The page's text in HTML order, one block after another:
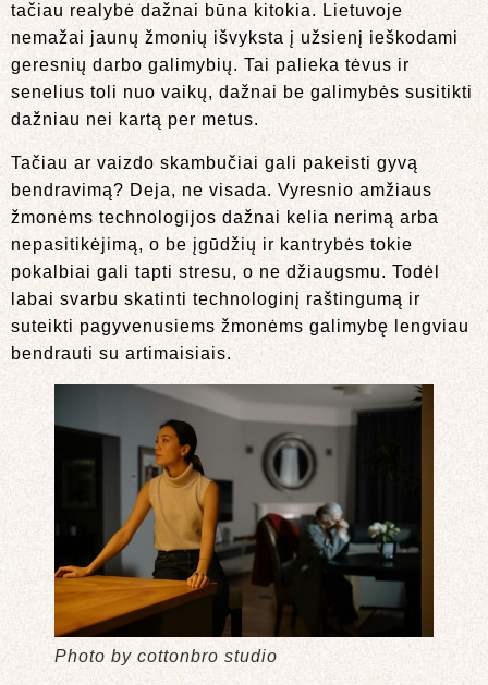
tačiau realybė dažnai būna kitokia. Lietuvoje
nemažai jaunų žmonių išvyksta į užsienį ieškodami
geresnių darbo galimybių. Tai palieka tėvus ir
senelius toli nuo vaikų, dažnai be galimybės susitikti
dažniau nei kartą per metus.
Tačiau ar vaizdo skambučiai gali pakeisti gyvą
bendravimą? Deja, ne visada. Vyresnio amžiaus
žmonėms technologijos dažnai kelia nerimą arba
nepasitikėjimą, o be įgūdžių ir kantrybės tokie
pokalbiai gali tapti stresu, o ne džiaugsmu. Todėl
labai svarbu skatinti technologinį raštingumą ir
suteikti pagyvenusiems žmonėms galimybę lengviau
bendrauti su artimaisiais.
Photo by cottonbro studio